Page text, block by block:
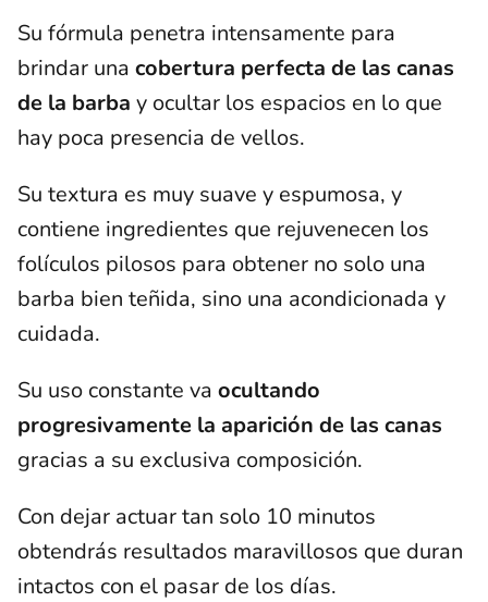
Su fórmula penetra intensamente para
brindar una cobertura perfecta de las canas
de la barba y ocultar los espacios en lo que
hay poca presencia de vellos.
Su textura es muy suave y espumosa, y
contiene ingredientes que rejuvenecen los
folículos pilosos para obtener no solo una
barba bien teñida, sino una acondicionada y
cuidada.
Su uso constante va ocultando
progresivamente la aparición de las canas
gracias a su exclusiva composición.
Con dejar actuar tan solo 10 minutos
obtendrás resultados maravillosos que duran
intactos con el pasar de los días.